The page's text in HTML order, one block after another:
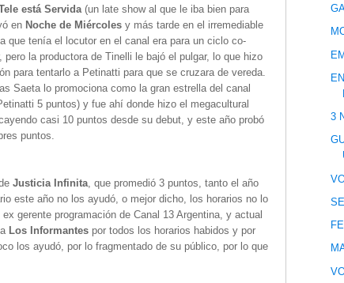
está Servida(un late show al que le iba bien para
en Noche de Miércoles y más tarde en el irremediable
que tenía el locutor en el canal era para un ciclo co-
la productora de Tinelli le bajó el pulgar, lo que hizo
para tentarlo a Petinatti para que se cruzara de vereda.
Saeta lo promociona como la gran estrella del canal
5 puntos) y fue ahí donde hizo el megacultural
casi 10 puntos desde su debut, y este año probó
puntos.
Justicia Infinita, que promedió 3 puntos, tanto el año
este año no los ayudó, o mejor dicho, los horarios no lo
gerente programación de Canal 13 Argentina, y actual
Los Informantes por todos los horarios habidos y por
los ayudó, por lo fragmentado de su público, por lo que
3